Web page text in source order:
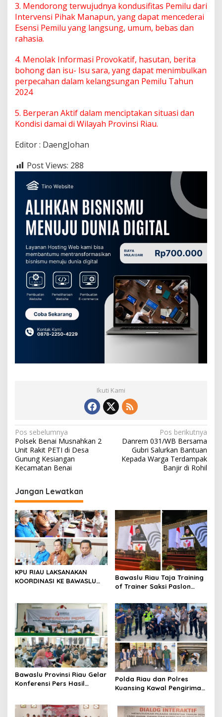
3. Mendorong terwujudnya kondusifitas Pemilu dari
Intervensi Pihak Manapun, yang dapat mencederai
Esensi Pemilu yang langsung, umum, bebas dan
rahasia.
4. Menolak Informasi Provokatif, hasutan, berita
bohong dan isu- Isu sara, yang dapat menimbulkan
perpecahan dalam kelangsungan Pemilu Tahun
2024
5. Berperan Aktif dalam menciptakan situasi dan
Kondisi damai di Wilayah Provinsi Riau.
Editor : DaengJohan
Post Views: 288
Ikuti Kami
N
a
v
i
g
a
s
i
p
o
s
Pos sebelumnya
Polsek Benai Musnahkan 2
Unit Rakit PETI di Desa
Gunung Kesiangan
Kecamatan Benai
Pos berikutnya
Danrem 031/WB Bersama
Gubri Salurkan Bantuan
Kepada Warga Terdampak
Banjir di Rohil
Jangan Lewatkan
KPU RIAU LAKSANAKAN
KOORDINASI KE BAWASLU
Bawaslu Riau Taja Training
of Trainer Saksi Paslon
Diharapkan
Bawaslu Provinsi Riau Gelar
Konferensi Pers Hasil
Pada Masa Kampanye 2024
Polda Riau dan Polres
Kuansing Kawal Pengiriman
Kuansing.